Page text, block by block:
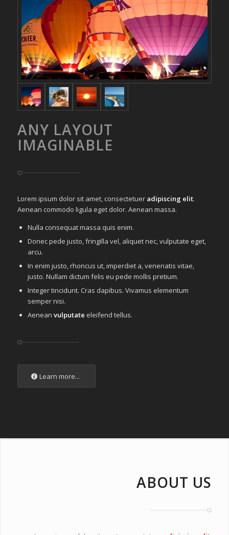
ANY LAYOUT
IMAGINABLE
Lorem ipsum dolor sit amet, consectetuer adipiscing elit.
Aenean commodo ligula eget dolor. Aenean massa.
Nulla consequat massa quis enim.
Donec pede justo, fringilla vel, aliquet nec, vulputate eget,
arcu.
In enim justo, rhoncus ut, imperdiet a, venenatis vitae,
justo. Nullam dictum felis eu pede mollis pretium.
Integer tincidunt. Cras dapibus. Vivamus elementum
semper nisi.
Aenean vulputate eleifend tellus.
Learn more...
ABOUT US